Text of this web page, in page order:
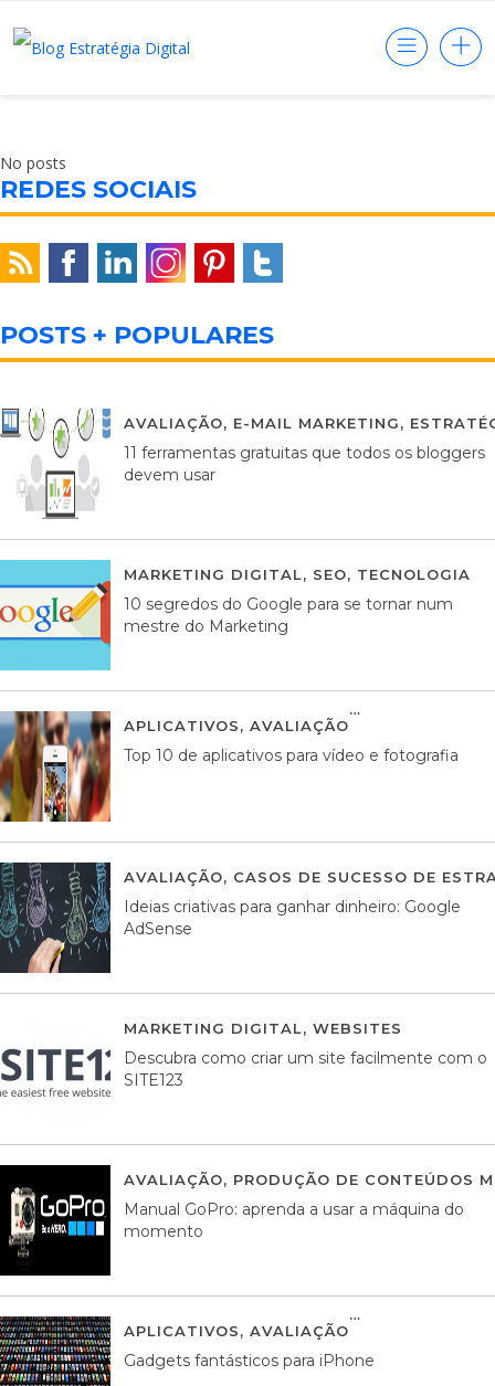
No posts
REDES SOCIAIS
POSTS + POPULARES
AVALIAÇÃO, E-MAIL MARKETING,
11 ferramentas gratuitas que todos os bloggers
devem usar
MARKETING DIGITAL, SEO, TECNOLOGIA
10 segredos do Google para se tornar num
mestre do Marketing
APLICATIVOS, AVALIAÇÃO
Top 10 de aplicativos para vídeo e fotografia
AVALIAÇÃO, CASOS DE SUCESSO DE
Ideias criativas para ganhar dinheiro: Google
AdSense
MARKETING DIGITAL, WEBSITES
Descubra como criar um site facilmente com o
SITE123
AVALIAÇÃO, PRODUÇÃO DE CONTEÚDOS
Manual GoPro: aprenda a usar a máquina do
momento
APLICATIVOS, AVALIAÇÃO
Gadgets fantásticos para iPhone